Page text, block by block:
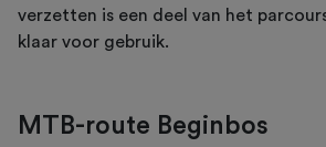
verzetten is een deel van het
klaar voor gebruik.
MTB-route Beginbos